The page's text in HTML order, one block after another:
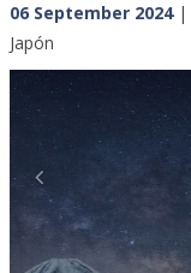
06 September 2024|
Japón
Previous